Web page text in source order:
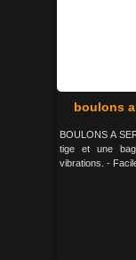
boulons
BOULONS A
tige et une
vibrations. -